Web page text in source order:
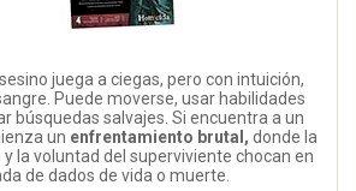
juega a ciegas, pero con intuición,
Puede moverse, usar habilidades
búsquedas salvajes. Si encuentra a un
un enfrentamiento brutal, donde la
la voluntad del superviviente chocan en
de dados de vida o muerte.